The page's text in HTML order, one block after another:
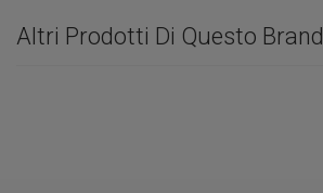
Altri Prodotti Di Questo Brand